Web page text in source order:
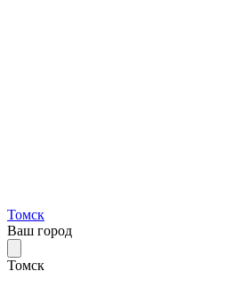
Томск
Ваш город
Томск